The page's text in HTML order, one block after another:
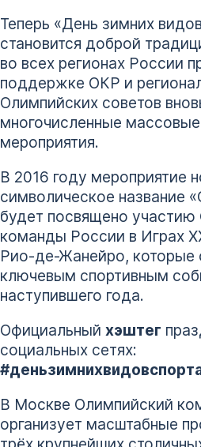
Теперь «День зимних
становится доброй
во всех регионах России
поддержке ОКР и
Олимпийских советов
многочисленные
мероприятия.
В 2016 году мероприятие
символическое название
будет посвящено
команды России в Играх
Рио-де-Жанейро, которые
ключевым спортивным
наступившего года.
Официальный хэштег
социальных сетях:
В Москве Олимпийский
организует масштабные